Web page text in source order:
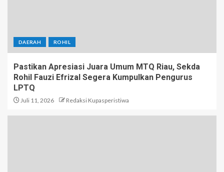
DAERAH ROHIL
Pastikan Apresiasi Juara Umum MTQ Riau, Sekda
Rohil Fauzi Efrizal Segera Kumpulkan Pengurus
LPTQ
Juli 11, 2026 Redaksi Kupasperistiwa